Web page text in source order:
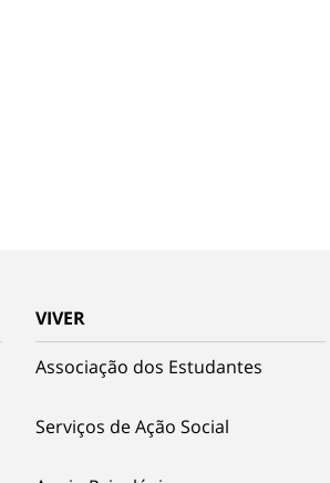
VIVER
Associação dos Estudantes
Serviços de Ação Social